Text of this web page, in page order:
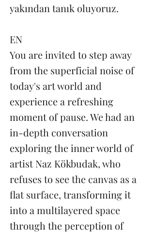
yakından tanık oluyoruz.
EN
You are invited to step away
from the superficial noise of
today's art world and
experience a refreshing
moment of pause. We had an
in-depth conversation
exploring the inner world of
artist Naz Kökbudak, who
refuses to see the canvas as a
flat surface, transforming it
into a multilayered space
through the perception of